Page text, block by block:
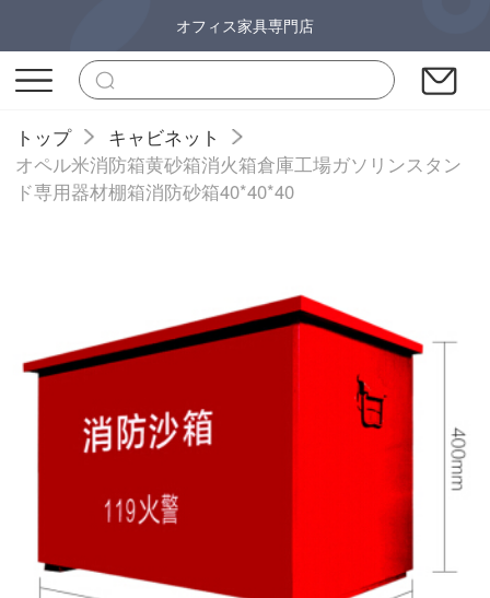
オフィス家具専門店
トップ
キャビネット
オペル米消防箱黄砂箱消火箱倉庫工場ガソリンスタン
ド専用器材棚箱消防砂箱40*40*40